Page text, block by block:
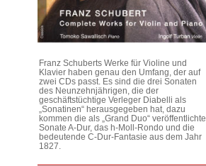
Franz Schuberts Werke für Violine und
Klavier haben genau den Umfang, der auf
zwei CDs passt. Es sind die drei Sonaten
des Neunzehnjährigen, die der
geschäftstüchtige Verleger Diabelli als
„Sonatinen“ herausgegeben hat, dazu
kommen die als „Grand Duo“ veröffentlichte
Sonate A-Dur, das h-Moll-Rondo und die
bedeutende C-Dur-Fantasie aus dem Jahr
1827.